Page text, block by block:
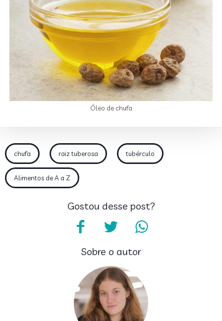
Óleo de chufa
chufa raiz tuberosa tubérculo
Alimentos de A a Z
Gostou desse post?
Sobre o autor